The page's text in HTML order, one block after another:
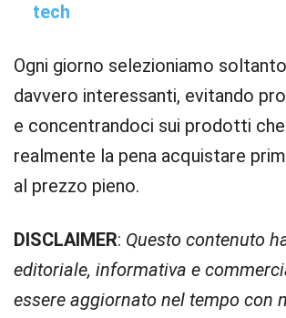
tech
Ogni giorno selezioniamo
davvero interessanti, evitando
e concentrandoci sui prodotti
realmente la pena acquistare
al prezzo pieno.
DISCLAIMER: Questo contenuto
editoriale, informativa e
essere aggiornato nel tempo con